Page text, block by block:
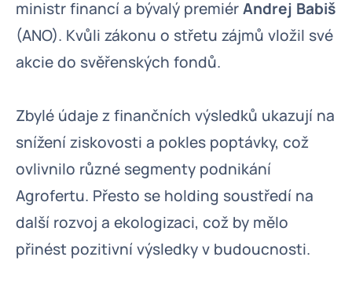
ministr financí a bývalý premiérAndrej Babiš
(ANO). Kvůli zákonu o střetu zájmů vložil své
akcie do svěřenských fondů.
Zbylé údaje z finančních výsledků ukazují na
snížení ziskovosti a pokles poptávky, což
ovlivnilo různé segmenty podnikání
Agrofertu. Přesto se holding soustředí na
další rozvoj a ekologizaci, což by mělo
přinést pozitivní výsledky v budoucnosti.